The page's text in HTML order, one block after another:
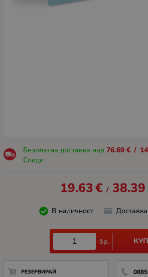
Безплатна доставка над 76.69 € /
Спиди
19.63€ / 38.39
В наличност
бр.
РЕЗЕРВИРАЙ